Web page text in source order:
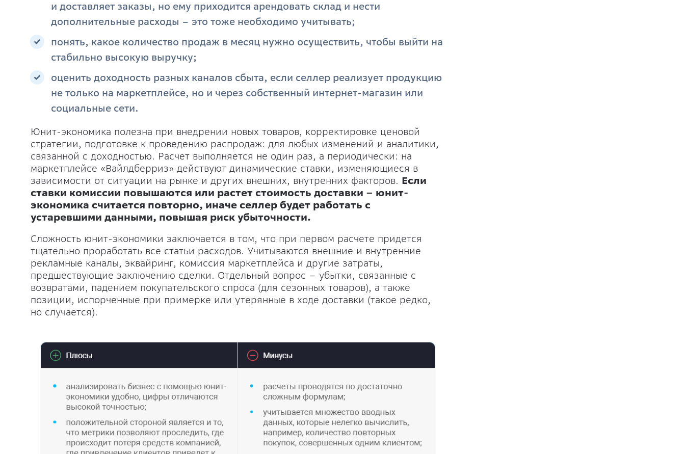
и доставляет заказы, но ему приходится арендовать склад и нести
дополнительные расходы – это тоже необходимо учитывать;
понять, какое количество продаж в месяц нужно осуществить, чтобы выйти на
стабильно высокую выручку;
оценить доходность разных каналов сбыта, если селлер реализует продукцию
не только на маркетплейсе, но и через собственный интернет-магазин или
социальные сети.
Юнит-экономика полезна при внедрении новых товаров, корректировке ценовой
стратегии, подготовке к проведению распродаж: для любых изменений и аналитики,
связанной с доходностью. Расчет выполняется не один раз, а периодически: на
маркетплейсе «Вайлдберриз» действуют динамические ставки, изменяющиеся в
зависимости от ситуации на рынке и других внешних, внутренних факторов. Если
ставки комиссии повышаются или растет стоимость доставки – юнит-
экономика считается повторно, иначе селлер будет работать с
устаревшими данными, повышая риск убыточности.
Сложность юнит-экономики заключается в том, что при первом расчете придется
тщательно проработать все статьи расходов. Учитываются внешние и внутренние
рекламные каналы, эквайринг, комиссия маркетплейса и другие затраты,
предшествующие заключению сделки. Отдельный вопрос – убытки, связанные с
возвратами, падением покупательского спроса (для сезонных товаров), а также
позиции, испорченные при примерке или утерянные в ходе доставки (такое редко,
но случается).